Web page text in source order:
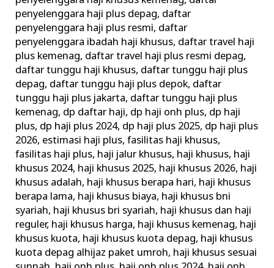
penyelenggara haji plus depag, daftar
penyelenggara haji plus resmi, daftar
penyelenggara ibadah haji khusus, daftar travel haji
plus kemenag, daftar travel haji plus resmi depag,
daftar tunggu haji khusus, daftar tunggu haji plus
depag, daftar tunggu haji plus depok, daftar
tunggu haji plus jakarta, daftar tunggu haji plus
kemenag, dp daftar haji, dp haji onh plus, dp haji
plus, dp haji plus 2024, dp haji plus 2025, dp haji plus
2026, estimasi haji plus,fasilitas haji khusus,
fasilitas haji plus, haji jalur khusus, haji khusus, haji
khusus 2024, haji khusus 2025, haji khusus 2026, haji
khusus adalah, haji khusus berapa hari, haji khusus
berapa lama, haji khusus biaya, haji khusus bni
syariah, haji khusus bri syariah, haji khusus dan haji
reguler, haji khusus harga, haji khusus kemenag, haji
khusus kuota, haji khusus kuota depag, haji khusus
kuota depag alhijaz paket umroh, haji khusus sesuai